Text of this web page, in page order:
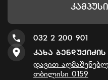
032 2 200 901
Კახა Ბენდუქიძის
დავით
თბილისი 0159